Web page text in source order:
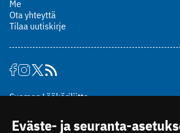
Me
Ota yhteyttä
Tilaa uutiskirje
Suomen Lääkäriliitto
00510 Helsinki
Eväste- ja seuranta-